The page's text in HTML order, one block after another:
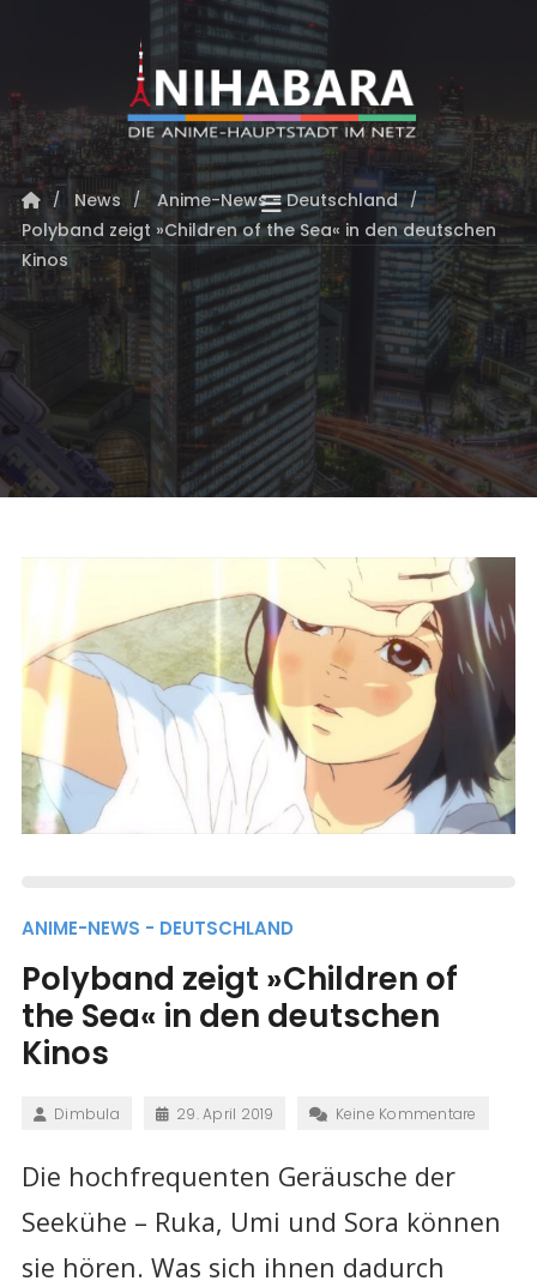
News
Anime-News - Deutschland
Polyband zeigt »Children of the Sea« in den deutschen
Kinos
ANIME-NEWS - DEUTSCHLAND
Polyband zeigt »Children of
the Sea« in den deutschen
Kinos
Dimbula 29. April 2019 Keine Kommentare
Die hochfrequenten Geräusche der
Seekühe – Ruka, Umi und Sora können
sie hören. Was sich ihnen dadurch